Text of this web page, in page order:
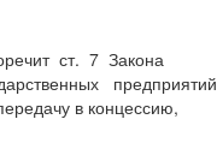
ст. 7 Закона
предприятий
в концессию,